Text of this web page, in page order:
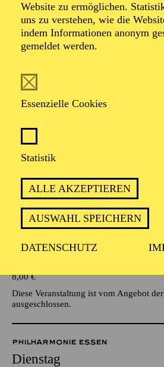
Website zu ermöglichen.
uns zu verstehen, wie die
indem Informationen anonym
gemeldet werden.
Essenzielle Cookies
Statistik
ALLE AKZEPTIEREN
AUSWAHL SPEICHERN
DATENSCHUTZ
55,20 52,70€
Die Veranstaltung ist vom Angebot der
Samstag
05.09.2026
Grillo-Theater
BLICK AUF DEN
STIMMEN ZUR
LAGE
Veranstalter: Eine
Essen
8,00€
Diese Veranstaltung ist vom Angebot
ausgeschlossen.
PHILHARMONIE ESSEN
Dienstag